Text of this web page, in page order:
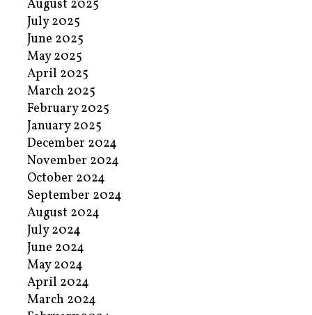
August 2025
July 2025
June 2025
May 2025
April 2025
March 2025
February 2025
January 2025
December 2024
November 2024
October 2024
September 2024
August 2024
July 2024
June 2024
May 2024
April 2024
March 2024